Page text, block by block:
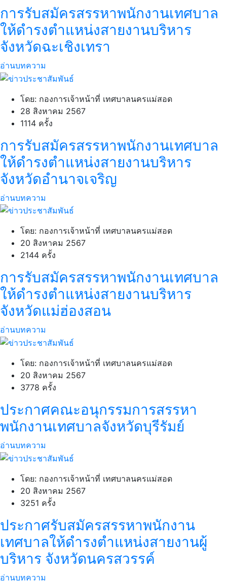
การรับสมัครสรรหาพนักงานเทศบาล
ให้ดำรงตำแหน่งสายงานบริหาร
จังหวัดฉะเชิงเทรา
อ่านบทความ
โดย: กองการเจ้าหน้าที่ เทศบาลนครแม่สอด
28 สิงหาคม 2567
1114 ครั้ง
การรับสมัครสรรหาพนักงานเทศบาล
ให้ดำรงตำแหน่งสายงานบริหาร
จังหวัดอำนาจเจริญ
อ่านบทความ
โดย: กองการเจ้าหน้าที่ เทศบาลนครแม่สอด
20 สิงหาคม 2567
2144 ครั้ง
การรับสมัครสรรหาพนักงานเทศบาล
ให้ดำรงตำแหน่งสายงานบริหาร
จังหวัดแม่ฮ่องสอน
อ่านบทความ
โดย: กองการเจ้าหน้าที่ เทศบาลนครแม่สอด
20 สิงหาคม 2567
3778 ครั้ง
ประกาศคณะอนุกรรมการสรรหา
พนักงานเทศบาลจังหวัดบุรีรัมย์
อ่านบทความ
โดย: กองการเจ้าหน้าที่ เทศบาลนครแม่สอด
20 สิงหาคม 2567
3251 ครั้ง
ประกาศรับสมัครสรรหาพนักงาน
เทศบาลให้ดำรงตำแหน่งสายงานผู้
บริหาร จังหวัดนครสวรรค์
อ่านบทความ